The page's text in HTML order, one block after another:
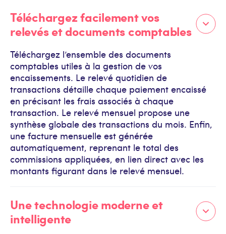
Téléchargez facilement vos
relevés et documents comptables
Téléchargez l’ensemble des documents
comptables utiles à la gestion de vos
encaissements. Le relevé quotidien de
transactions détaille chaque paiement encaissé
en précisant les frais associés à chaque
transaction. Le relevé mensuel propose une
synthèse globale des transactions du mois. Enfin,
une facture mensuelle est générée
automatiquement, reprenant le total des
commissions appliquées, en lien direct avec les
montants figurant dans le relevé mensuel.
Une technologie moderne et
intelligente